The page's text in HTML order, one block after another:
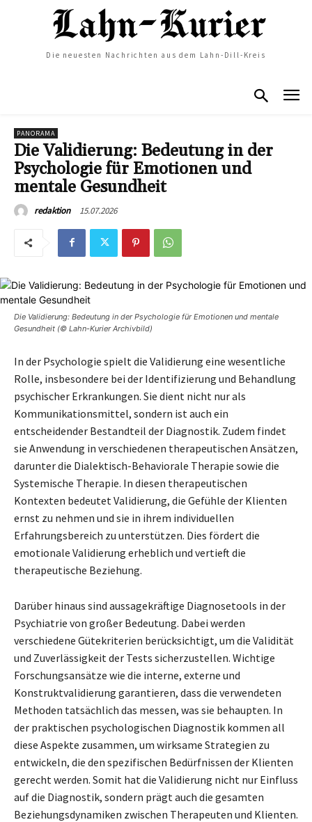
Die neuesten Nachrichten aus dem Lahn-Dill-Kreis
PANORAMA
Die Validierung: Bedeutung in der
Psychologie für Emotionen und
mentale Gesundheit
redaktion 15.07.2026
Die Validierung: Bedeutung in der Psychologie für Emotionen und mentale
Gesundheit (© Lahn-Kurier Archivbild)
In der Psychologie spielt die Validierung eine wesentliche
Rolle, insbesondere bei der Identifizierung und Behandlung
psychischer Erkrankungen. Sie dient nicht nur als
Kommunikationsmittel, sondern ist auch ein
entscheidender Bestandteil der Diagnostik. Zudem findet
sie Anwendung in verschiedenen therapeutischen Ansätzen,
darunter die Dialektisch-Behaviorale Therapie sowie die
Systemische Therapie. In diesen therapeutischen
Kontexten bedeutet Validierung, die Gefühle der Klienten
ernst zu nehmen und sie in ihrem individuellen
Erfahrungsbereich zu unterstützen. Dies fördert die
emotionale Validierung erheblich und vertieft die
therapeutische Beziehung.
Darüber hinaus sind aussagekräftige Diagnosetools in der
Psychiatrie von großer Bedeutung. Dabei werden
verschiedene Gütekriterien berücksichtigt, um die Validität
und Zuverlässigkeit der Tests sicherzustellen. Wichtige
Forschungsansätze wie die interne, externe und
Konstruktvalidierung garantieren, dass die verwendeten
Methoden tatsächlich das messen, was sie behaupten. In
der praktischen psychologischen Diagnostik kommen all
diese Aspekte zusammen, um wirksame Strategien zu
entwickeln, die den spezifischen Bedürfnissen der Klienten
gerecht werden. Somit hat die Validierung nicht nur Einfluss
auf die Diagnostik, sondern prägt auch die gesamten
Beziehungsdynamiken zwischen Therapeuten und Klienten.